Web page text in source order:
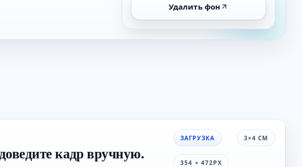
Удалить фон
кадр вручную.
ЗАГРУЗКА 3×4 СМ
354 × 472PX